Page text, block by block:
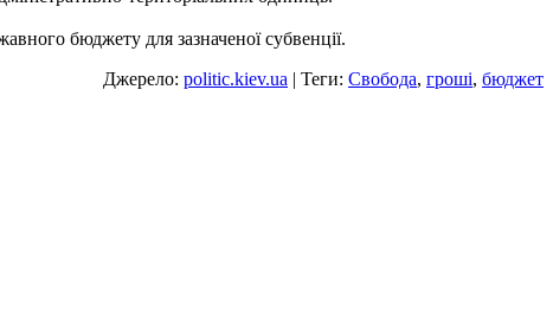
бюджету для зазначеної субвенції.
Джерело: politic.kiev.ua | Теги: Свобода, гроші, бюджет